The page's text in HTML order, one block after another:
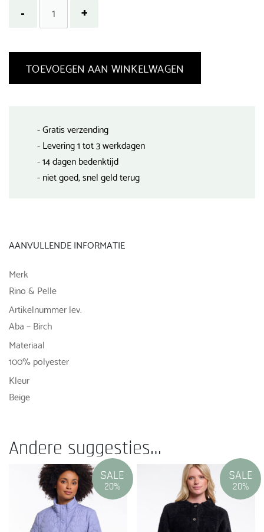
TOEVOEGEN AAN WINKELWAGEN
- Gratis verzending
- Levering 1 tot 3 werkdagen
- 14 dagen bedenktijd
- niet goed, snel geld terug
AANVULLENDE INFORMATIE
Merk
Rino & Pelle
Artikelnummer lev.
Aba – Birch
Materiaal
100% polyester
Kleur
Beige
Andere suggesties…
SALE
20%
SALE
20%